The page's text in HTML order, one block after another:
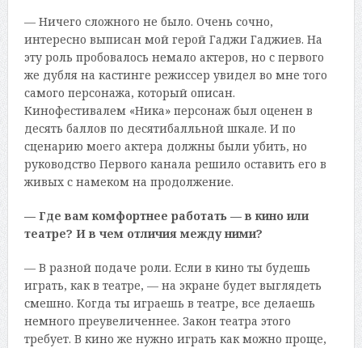
— Ничего сложного не было. Очень сочно,
интересно выписан мой герой Гаджи Гаджиев. На
эту роль пробовалось немало актеров, но с первого
же дубля на кастинге режиссер увидел во мне того
самого персонажа, который описан.
Кинофестивалем «Ника» персонаж был оценен в
десять баллов по десятибалльной шкале. И по
сценарию моего актера должны были убить, но
руководство Первого канала решило оставить его в
живых с намеком на продолжение.
— Где вам комфортнее работать — в кино или
театре? И в чем отличия между ними?
— В разной подаче роли. Если в кино ты будешь
играть, как в театре, — на экране будет выглядеть
смешно. Когда ты играешь в театре, все делаешь
немного преувеличеннее. Закон театра этого
требует. В кино же нужно играть как можно проще,